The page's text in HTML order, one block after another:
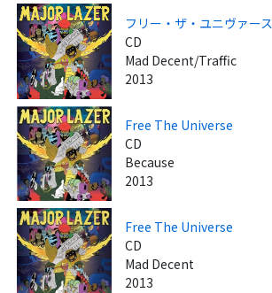
フリー・ザ・ユニヴァース
CD
Mad Decent/Traffic
2013
Free The Universe
CD
Because
2013
Free The Universe
CD
Mad Decent
2013